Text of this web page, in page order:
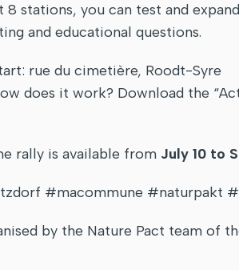
8 stations, you can test and
and educational questions.
rue du cimetière, Roodt-Syre
does it work? Download the
rally is available from July 10 to
#macommune #naturpakt
by the Nature Pact team of